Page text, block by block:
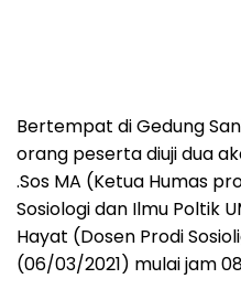
Bertempat di Gedung
orang peserta diuji dua
.Sos MA (Ketua Humas
Sosiologi dan Ilmu Poltik
Hayat (Dosen Prodi
(06/03/2021) mulai jam